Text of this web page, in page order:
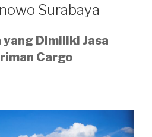
Surabaya
yang Dimiliki Jasa
Cargo